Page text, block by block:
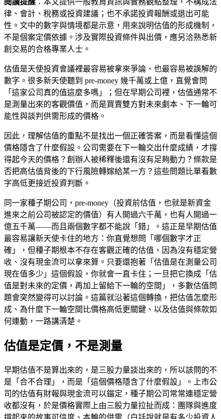
律、會計、稅務或投資建議；也不承諾投資報酬或退出可能
性。文中的數字與情境都是示意，用來說明估值的形成機制，
不是個案定價依據。涉及實際投資條件與出價，應另洽熟悉新
創交易的合格專業人士。
估值是天使投資會議裡最容易被拿來爭論、也最容易被誤解的
數字。很多新天使聽到 pre-money 幾千萬或上億，直覺會問
「這家公司真的值這麼多嗎」；但在早期公司裡，估值通常不
是測量出來的客觀價值，而是買賣雙方對未來劇本、下一輪可
能性與談判供需形成的價格。
因此，理解估值的重點不是找出一個正確答案，而是看懂這個
價格隱含了什麼假設。公司需要在下一輪交出什麼成績，才撐
得起今天的價格？創辦人被稀釋後還有沒有足夠動力？條款是
否把高估值背後的下行風險轉嫁給某一方？這些問題比單看數
字高低更接近投資判斷。
同一家種子期公司，pre-money（投資前估值，也就是新資金
進來之前公司被認定的價值）有人開過六千萬，也有人開過一
億五千萬——而且兩個數字都不能說「錯」。這正是早期估值
最容易讓新天使卡住的地方：你直覺想問「哪個數字才正
確」，但種子期根本不存在客觀正確的估值，因為沒有穩定營
收、沒有現金流可以拿來算。只要還抱著「估值是在測量公司
現在值多少」這個假設，你就會一直卡住；一旦把它換成「估
值是對未來的定價，再加上留給下一輪的空間」，多數估值問
題會突然變得可以討論。這篇就沿著這個轉換，把估值怎麼形
成、為什麼下一輪空間比價格高低更關鍵、以及估值與條款如
何連動，一路講清楚。
估值是定價，不是測量
早期估值不是算出來的，是三股力量談出來的，所以該問的不
是「合不合理」，而是「這個價格隱含了什麼假設」。上市公
司的估值有財報與現金流可以錨定，種子期公司常常連穩定營
收都沒有，於是價格實際上由三股力量拉扯而成：團隊與進度
撐起來的故事可信度、本輪的供需（白話說就是有多少投資人